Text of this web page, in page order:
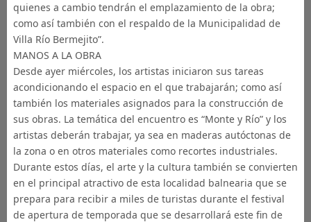
quienes a cambio tendrán el emplazamiento de la obra;
como así también con el respaldo de la Municipalidad de
Villa Río Bermejito”.
MANOS A LA OBRA
Desde ayer miércoles, los artistas iniciaron sus tareas
acondicionando el espacio en el que trabajarán; como así
también los materiales asignados para la construcción de
sus obras. La temática del encuentro es “Monte y Río” y los
artistas deberán trabajar, ya sea en maderas autóctonas de
la zona o en otros materiales como recortes industriales.
Durante estos días, el arte y la cultura también se convierten
en el principal atractivo de esta localidad balnearia que se
prepara para recibir a miles de turistas durante el festival
de apertura de temporada que se desarrollará este fin de